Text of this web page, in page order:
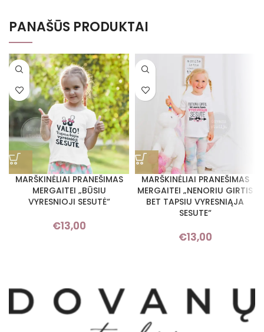
PANAŠŪS PRODUKTAI
MARŠKINĖLIAI PRANEŠIMAS
MERGAITEI „BŪSIU
VYRESNIOJI SESUTĖ“
€13,00
MARŠKINĖLIAI PRANEŠIMAS
MERGAITEI „NENORIU GIRTIS
BET TAPSIU VYRESNIĄJA
SESUTE“
€13,00